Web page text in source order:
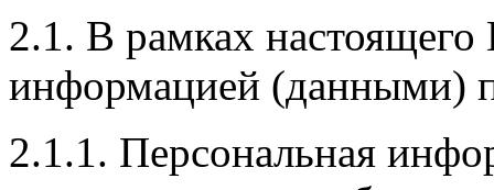
2.1. В рамках
информацией (данными)
2.1.1. Персональная